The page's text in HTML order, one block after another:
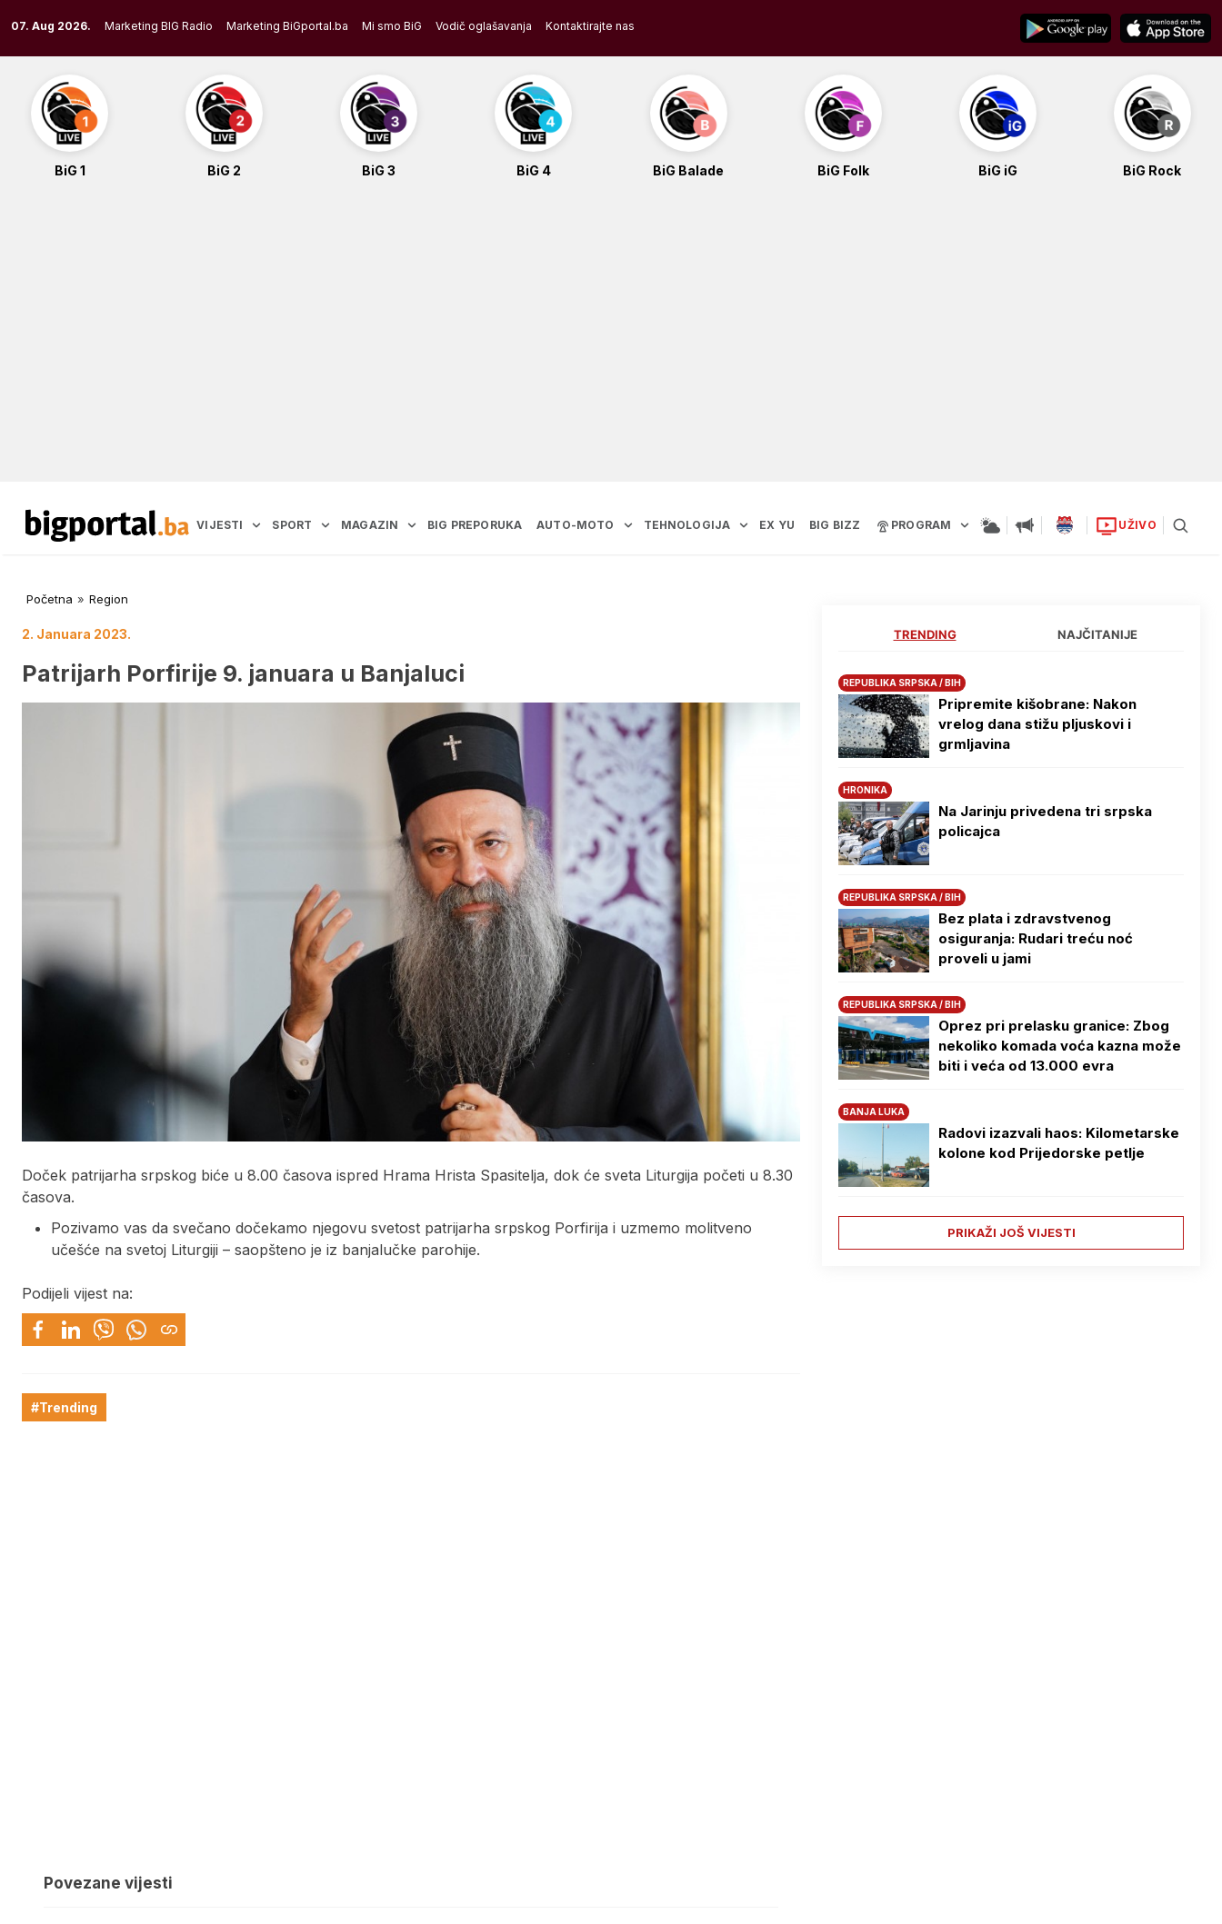
to
content
07. Aug 2026. Marketing BIG Radio Marketing BiGportal.ba Mi smo BiG Vodič oglašavanja Kontaktirajte nas
BiG 1 BiG 2 BiG 3 BiG 4 BiG Balade BiG Folk BiG iG BiG Rock
VIJESTI SPORT MAGAZIN BIG PREPORUKA AUTO-MOTO TEHNOLOGIJA EX YU BIG BIZZ PROGRAM UŽIVO
Početna » Region
2. Januara 2023.
Patrijarh Porfirije 9. januara u Banjaluci
Doček patrijarha srpskog biće u 8.00 časova ispred Hrama Hrista Spasitelja, dok će sveta Liturgija početi u 8.30
časova.
Pozivamo vas da svečano dočekamo njegovu svetost patrijarha srpskog Porfirija i uzmemo molitveno
učešće na svetoj Liturgiji – saopšteno je iz banjalučke parohije.
Podijeli vijest na:
#Trending
Povezane vijesti
TRENDING NAJČITANIJE
REPUBLIKA SRPSKA / BIH
Pripremite kišobrane: Nakon
vrelog dana stižu pljuskovi i
grmljavina
HRONIKA
Na Јarinju privedena tri srpska
policajca
REPUBLIKA SRPSKA / BIH
Bez plata i zdravstvenog
osiguranja: Rudari treću noć
proveli u jami
REPUBLIKA SRPSKA / BIH
Oprez pri prelasku granice: Zbog
nekoliko komada voća kazna može
biti i veća od 13.000 evra
BANJA LUKA
Radovi izazvali haos: Kilometarske
kolone kod Prijedorske petlje
PRIKAŽI JOŠ VIJESTI